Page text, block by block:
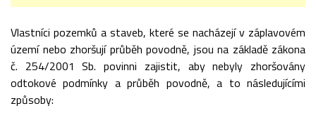
Vlastníci pozemků a staveb, které se nacházejí v záplavovém
území nebo zhoršují průběh povodně, jsou na základě zákona
č. 254/2001 Sb. povinni zajistit, aby nebyly zhoršovány
odtokové podmínky a průběh povodně, a to následujícími
způsoby: